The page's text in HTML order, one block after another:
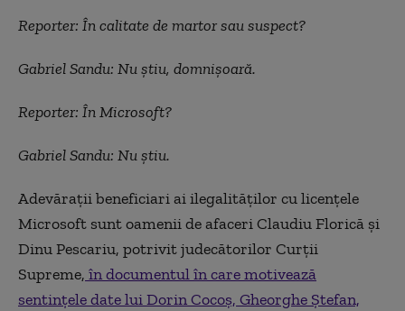
Reporter: În calitate de martor sau suspect?
Gabriel Sandu: Nu știu, domnișoară.
Reporter: În Microsoft?
Gabriel Sandu: Nu știu.
Adevărații beneficiari ai ilegalităților cu licențele
Microsoft sunt oamenii de afaceri Claudiu Florică și
Dinu Pescariu, potrivit judecătorilor Curții
Supreme, în documentul în care motivează
sentinţele date lui Dorin Cocoş, Gheorghe Ştefan,